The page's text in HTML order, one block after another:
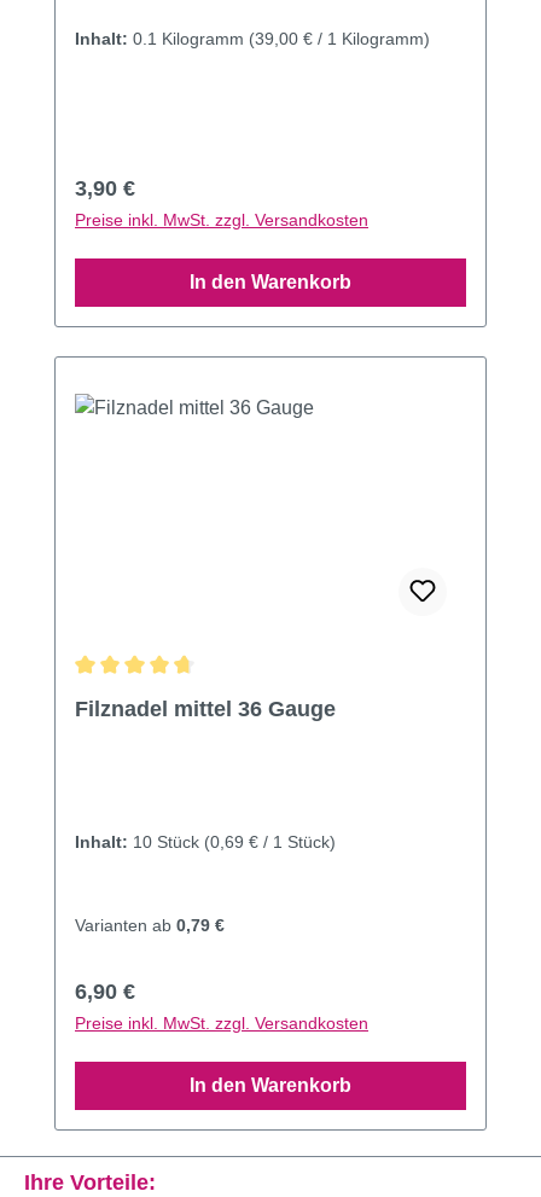
Inhalt: 0.1 Kilogramm (39,00 € / 1 Kilogramm)
Regulärer Preis:
3,90 €
Preise inkl. MwSt. zzgl. Versandkosten
In den Warenkorb
Filznadel mittel 36 Gauge
Inhalt: 10 Stück (0,69 € / 1 Stück)
Varianten ab 0,79 €
Regulärer Preis:
6,90 €
Preise inkl. MwSt. zzgl. Versandkosten
In den Warenkorb
Ihre Vorteile: